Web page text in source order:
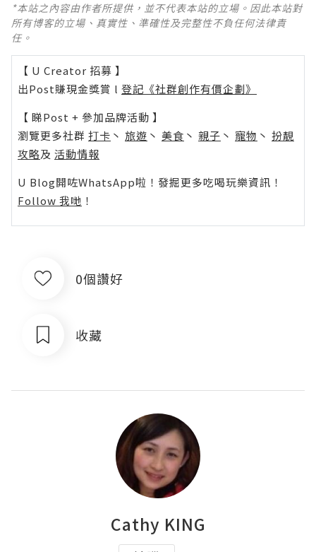
*本站之內容由作者所提供，並不代表本站的立場。因此本站對
所有博客的立場、真實性、準確性及完整性不負任何法律責
任。
【 U Creator 招募 】
出Post賺現金獎賞 l 登記《社群創作有價企劃》
【 睇Post + 參加品牌活動 】
瀏覽更多社群 打卡 丶 旅遊 丶 美食 丶 親子 丶 寵物 丶 扮靚
攻略及 活動情報
U Blog開咗WhatsApp啦！發掘更多吃喝玩樂資訊！
Follow 我哋 ！
0個讚好
收藏
Cathy KING